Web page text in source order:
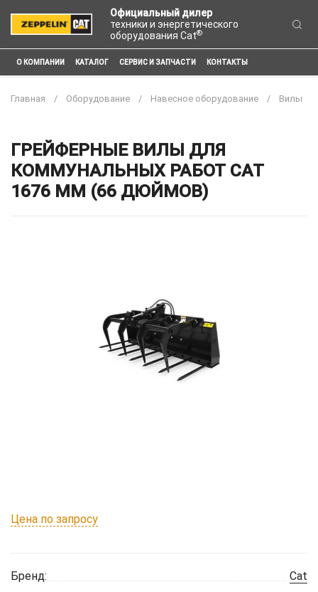
Официальный дилер
техники и энергетического
оборудования Cat®
О КОМПАНИИ КАТАЛОГ СЕРВИС И ЗАПЧАСТИ КОНТАКТЫ
Главная Оборудование Навесное оборудование Вилы
ГРЕЙФЕРНЫЕ ВИЛЫ ДЛЯ
КОММУНАЛЬНЫХ РАБОТ CAT
1676 ММ (66 ДЮЙМОВ)
Цена по запросу
Бренд:
Cat